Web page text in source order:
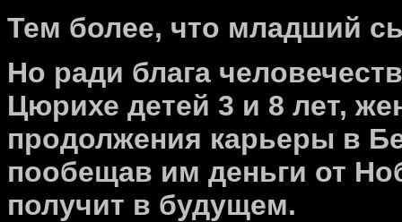
Тем более, что младший
Но ради блага
Цюрихе детей 3 и 8 лет,
продолжения карьеры в
пообещав им деньги от
получит в будущем.